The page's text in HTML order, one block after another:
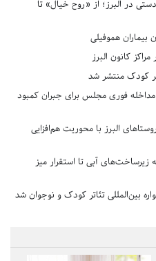
در البرز؛ از «روح خیال» تا
کودک منتشر شد
فوری مجلس برای جبران کمبود
البرز با محوریت هم‌افزایی
زیرساخت‌های آبی تا استقرار میز
بین‌المللی تئاتر کودک و نوجوان شد